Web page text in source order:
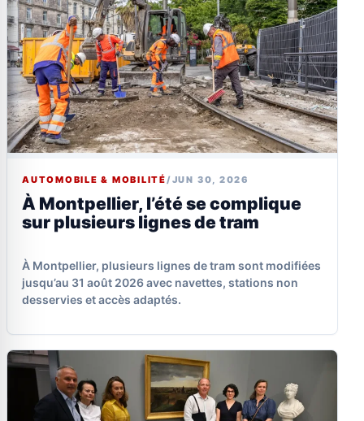
AUTOMOBILE & MOBILITÉ /JUN 30, 2026
À Montpellier, l’été se complique
sur plusieurs lignes de tram
À Montpellier, plusieurs lignes de tram sont modifiées
jusqu’au 31 août 2026 avec navettes, stations non
desservies et accès adaptés.